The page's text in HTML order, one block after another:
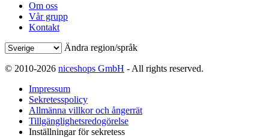
Om oss
Vår grupp
Kontakt
Ändra region/språk
© 2010-2026 niceshops GmbH - All rights reserved.
Impressum
Sekretesspolicy
Allmänna villkor och ångerrät
Tillgänglighetsredogörelse
Inställningar för sekretess